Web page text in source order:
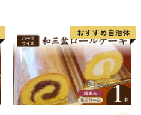
三盆 小牧銘菓 バウムクーヘ
ン 常温 愛知県 小牧市 アンプ
チベアやぐま